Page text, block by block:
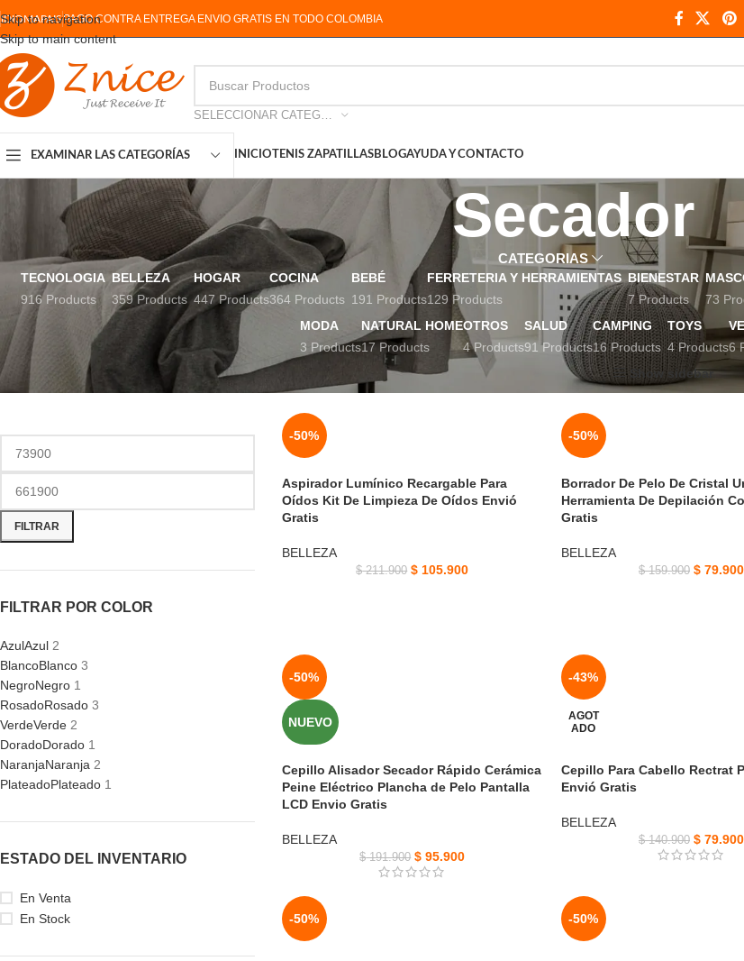
Skip to navigation
Skip to main content
IDIOMAPAISPAGO CONTRA ENTREGA ENVIO GRATIS EN TODO COLOMBIA
EXAMINAR LAS CATEGORÍAS INICIOTENIS ZAPATILLASBLOGAYUDA Y CONTACTO
Secador
CATEGORIAS
TECNOLOGIA
916 Products
BELLEZA
359 Products
HOGAR
447 Products
COCINA
364 Products
BEBÉ
191 Products
FERRETERIA Y HERRAMIENTAS
129 Products
BIENESTAR
7 Products
73
MODA
3 Products
NATURAL HOME
17 Products
OTROS
4 Products
SALUD
91 Products
CAMPING
16 Products
TOYS
4 Products6
FILTRAR POR PRECIO
FILTRAR
FILTRAR POR COLOR
AzulAzul 2
BlancoBlanco 3
NegroNegro 1
RosadoRosado 3
VerdeVerde 2
DoradoDorado 1
NaranjaNaranja 2
PlateadoPlateado 1
ESTADO DEL INVENTARIO
En Venta
En Stock
Productos etiquetados “Secador” Show sidebarShow
-50%
Aspirador Lumínico Recargable Para
Oídos Kit De Limpieza De Oídos Envió
Gratis
BELLEZA
$211.900 $ 105.900
-50%
Borrador De Pelo De Cristal
Herramienta De Depilación
Gratis
BELLEZA
$159.900 $79.900
-50%
NUEVO
Cepillo Alisador Secador Rápido Cerámica
Peine Eléctrico Plancha de Pelo Pantalla
LCD Envio Gratis
BELLEZA
$191.900 $ 95.900
-43%
AGOT
ADO
Cepillo Para Cabello Rectrat
Envió Gratis
BELLEZA
$140.900 $79.900
-50% -50%